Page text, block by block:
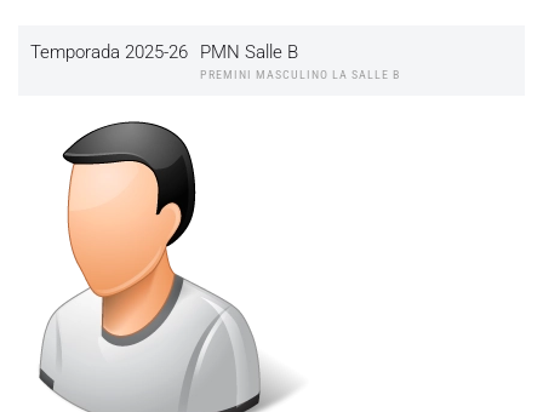
Temporada 2025-26 PMN Salle B
PREMINI MASCULINO LA SALLE B